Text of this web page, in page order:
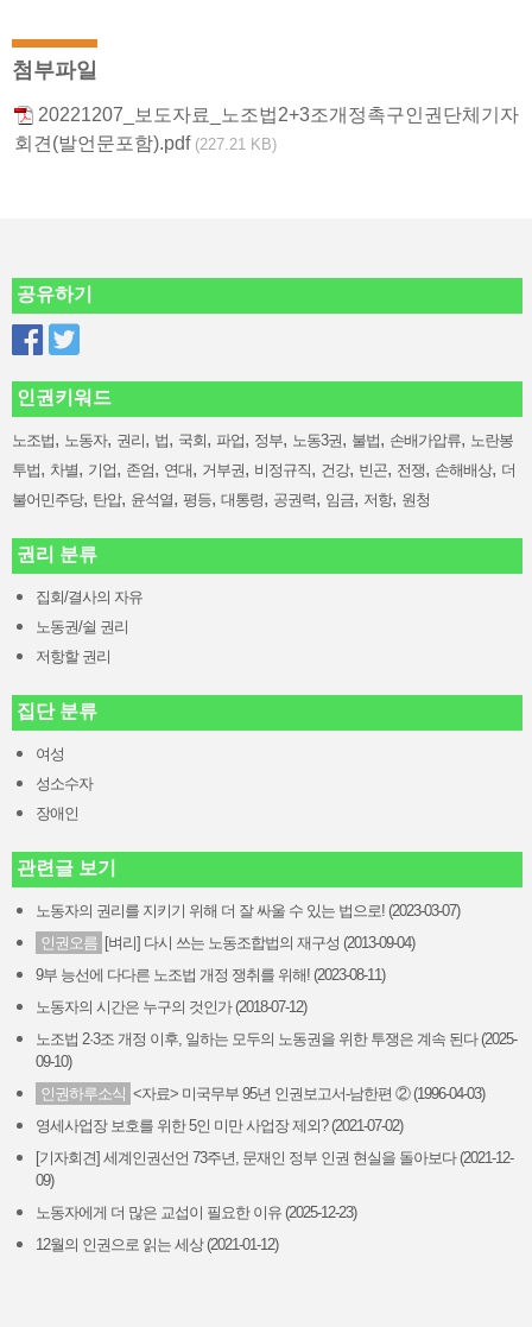
첨부파일
20221207_보도자료_노조법2+3조개정촉구인권단체기자
회견(발언문포함).pdf(227.21 KB)
공유하기
인권키워드
노조법, 노동자, 권리, 법, 국회, 파업, 정부, 노동3권, 불법, 손배가압류, 노란봉
투법, 차별, 기업, 존엄, 연대, 거부권, 비정규직, 건강, 빈곤, 전쟁, 손해배상, 더
불어민주당, 탄압, 윤석열, 평등, 대통령, 공권력, 임금, 저항, 원청
권리 분류
집회/결사의 자유
노동권/쉴 권리
저항할 권리
집단 분류
여성
성소수자
장애인
관련글 보기
노동자의 권리를 지키기 위해 더 잘 싸울 수 있는 법으로! (2023-03-07)
인권오름 [벼리] 다시 쓰는 노동조합법의 재구성 (2013-09-04)
9부 능선에 다다른 노조법 개정 쟁취를 위해! (2023-08-11)
노동자의 시간은 누구의 것인가 (2018-07-12)
노조법 2·3조 개정 이후, 일하는 모두의 노동권을 위한 투쟁은 계속 된다 (2025-
09-10)
인권하루소식 <자료> 미국무부 95년 인권보고서-남한편 ② (1996-04-03)
영세사업장 보호를 위한 5인 미만 사업장 제외? (2021-07-02)
[기자회견] 세계인권선언 73주년, 문재인 정부 인권 현실을 돌아보다 (2021-12-
09)
노동자에게 더 많은 교섭이 필요한 이유 (2025-12-23)
12월의 인권으로 읽는 세상 (2021-01-12)